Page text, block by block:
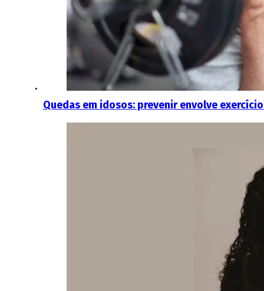
Quedas em idosos: prevenir envolve